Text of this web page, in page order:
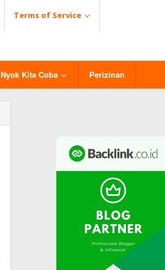
Terms of Service
Nyok Kita Coba Perizinan